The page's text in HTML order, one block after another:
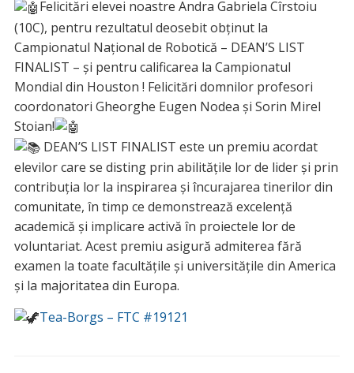
Felicitări elevei noastre Andra Gabriela Cîrstoiu
(10C), pentru rezultatul deosebit obținut la
Campionatul Național de Robotică – DEAN’S LIST
FINALIST – și pentru calificarea la Campionatul
Mondial din Houston ! Felicitări domnilor profesori
coordonatori Gheorghe Eugen Nodea și Sorin Mirel
Stoian!
DEAN’S LIST FINALIST este un premiu acordat
elevilor care se disting prin abilitățile lor de lider și prin
contribuția lor la inspirarea și încurajarea tinerilor din
comunitate, în timp ce demonstrează excelență
academică și implicare activă în proiectele lor de
voluntariat. Acest premiu asigură admiterea fără
examen la toate facultățile şi universitățile din America
şi la majoritatea din Europa.
Tea-Borgs – FTC #19121